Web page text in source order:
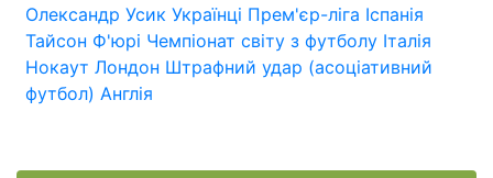
Олександр Усик Українці Прем'єр-ліга Іспанія
Тайсон Ф'юрі Чемпіонат світу з футболу Італія
Нокаут Лондон Штрафний удар (асоціативний
футбол) Англія